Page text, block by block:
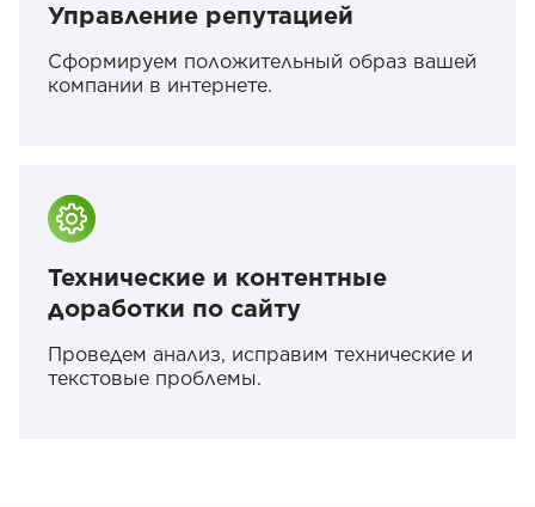
Управление репутацией
Сформируем положительный образ вашей
компании в интернете.
Технические и контентные
доработки по сайту
Проведем анализ, исправим технические и
текстовые проблемы.